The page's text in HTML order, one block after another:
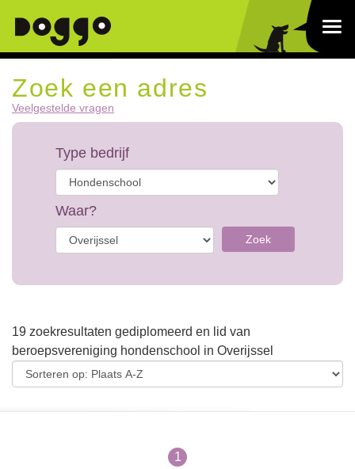
Zoek een adres
Veelgestelde vragen
Type bedrijf
Waar?
Zoek
19 zoekresultaten gediplomeerd en lid van
beroepsvereniging hondenschool in Overijssel
1